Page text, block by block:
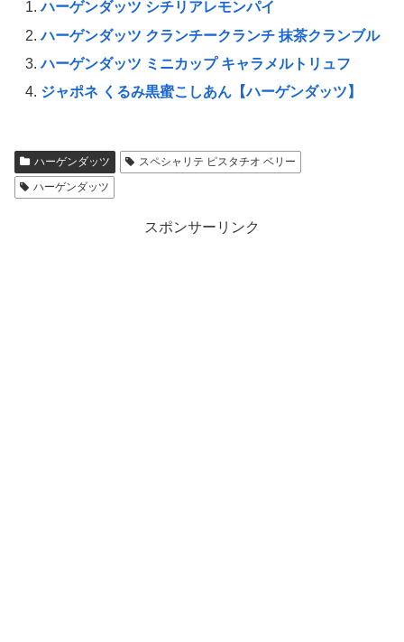
ハーゲンダッツ シチリアレモンパイ
ハーゲンダッツ クランチークランチ 抹茶クランブル
ハーゲンダッツ ミニカップ キャラメルトリュフ
ジャポネ くるみ黒蜜こしあん【ハーゲンダッツ】
ハーゲンダッツ
スペシャリテ ピスタチオ ベリー
ハーゲンダッツ
スポンサーリンク